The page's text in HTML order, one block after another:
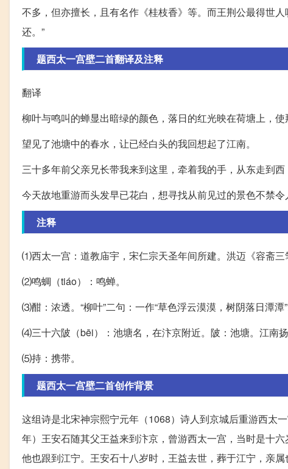
不多，但亦擅长，且有名作《桂枝香》等。而王荆公最得世
还。”
题西太一宫壁二首翻译及注释
翻译
柳叶与鸣叫的蝉显出暗绿的颜色，落日的红光映在荷塘上，使
望见了池塘中的春水，让已经白头的我回想起了江南。
三十多年前父亲兄长带我来到这里，牵着我的手，从东走到西
今天故地重游而头发早已花白，想寻找从前见过的景色不禁令
注释
⑴西太一宫：道教庙宇，宋仁宗天圣年间所建。洪迈《容斋三
⑵鸣蜩（tiáo）：鸣蝉。
⑶酣：浓透。“柳叶”二句：一作“草色浮云漠漠，树阴落日潭潭”
⑷三十六陂（bēi）：池塘名，在汴京附近。陂：池塘。江南扬
⑸持：携带。
题西太一宫壁二首创作背景
这组诗是北宋神宗熙宁元年（1068）诗人到京城后重游西太
年）王安石随其父王益来到汴京，曾游西太一宫，当时是十
他也跟到江宁。王安石十八岁时，王益去世，葬于江宁，亲